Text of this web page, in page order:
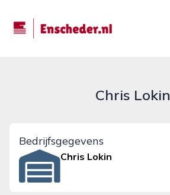
enscheder.nl
Chris Lokin
Bedrijfsgegevens
Chris Lokin